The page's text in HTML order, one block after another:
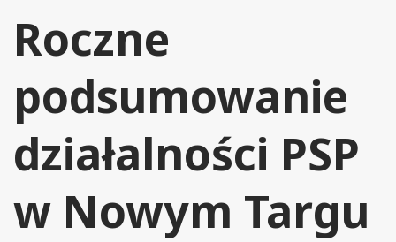
Roczne
podsumowanie
działalności PSP
w Nowym Targu